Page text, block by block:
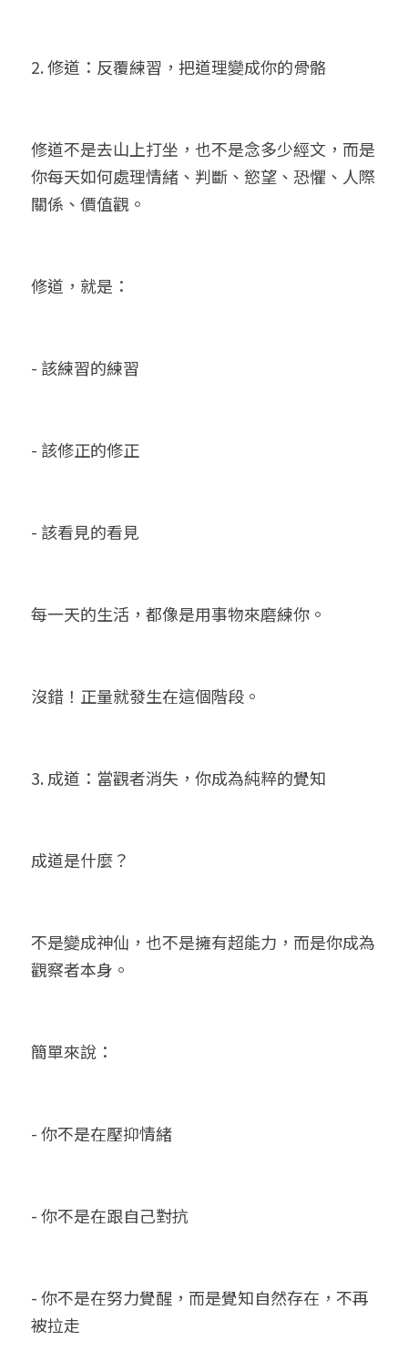
2. 修道：反覆練習，把道理變成你的骨骼
修道不是去山上打坐，也不是念多少經文，而是
你每天如何處理情緒、判斷、慾望、恐懼、人際
關係、價值觀。
修道，就是：
- 該練習的練習
- 該修正的修正
- 該看見的看見
每一天的生活，都像是用事物來磨練你。
沒錯！正量就發生在這個階段。
3. 成道：當觀者消失，你成為純粹的覺知
成道是什麼？
不是變成神仙，也不是擁有超能力，而是你成為
觀察者本身。
簡單來說：
- 你不是在壓抑情緒
- 你不是在跟自己對抗
- 你不是在努力覺醒，而是覺知自然存在，不再
被拉走